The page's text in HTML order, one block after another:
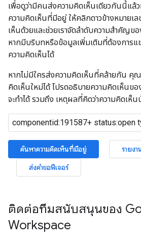
เพื่อดูว่ามีคนส่งความคิดเห็นเดียวกันนี้แล้
ความคิดเห็นที่มีอยู่ ให้คลิกดาวข้างหมายเ
เห็นด้วยและช่วยเราจัดลำดับความสำคัญ
หากมีบริบทหรือข้อมูลเพิ่มเติมที่ต้องการ
ความคิดเห็นได้
หากไม่มีใครส่งความคิดเห็นที่คล้ายกัน คุ
คิดเห็นใหม่ได้ โปรดอธิบายความคิดเห็นข
จะทำได้ รวมถึง เหตุผลที่คิดว่าความคิดเห็
ค้นหาความคิดเห็นที่มีอยู่
รายง
ส่งคำขอฟีเจอร์
ติดต่อทีมสนับสนุนของ
Workspace